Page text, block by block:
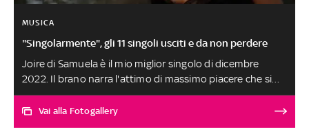
MUSICA
"Singolarmente", gli 11 singoli usciti e da non perdere
Joire di Samuela è il mio miglior singolo di dicembre
2022. Il brano narra l'attimo di massimo piacere che si
raggiunge facendo l'amore, come spiega il titolo che
richiama il verbo francese che lo definisce. Quel
Vai alla Fotogallery